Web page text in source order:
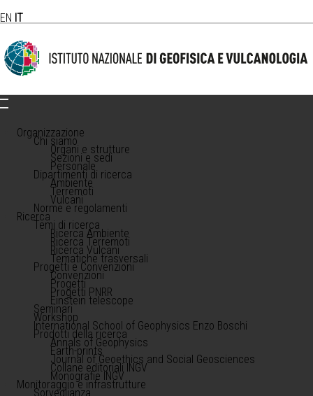
EN IT
Organizzazione
Chi siamo
Organi e strutture
Sezioni e sedi
Personale
Dipartimenti di ricerca
Ambiente
Terremoti
Vulcani
Norme e regolamenti
Ricerca
Temi di ricerca
Ricerca Ambiente
Ricerca Terremoti
Ricerca Vulcani
Tematiche trasversali
Progetti e Convenzioni
Convenzioni
Progetti
Progetti PNRR
Einstein telescope
Seminari
Workshop
International School of Geophysics Enzo Boschi
Prodotti della ricerca
Annals of Geophysics
Earth-prints
Journal of Geoethics and Social Geosciences
Collane editoriali INGV
Monografie INGV
Monitoraggio e infrastrutture
Sorveglianza